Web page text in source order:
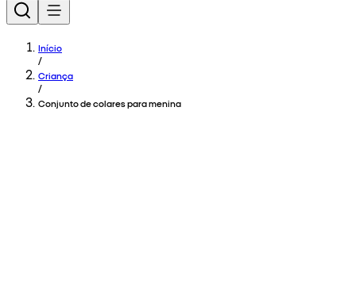
Início
/
Criança
/
Conjunto de colares para menina